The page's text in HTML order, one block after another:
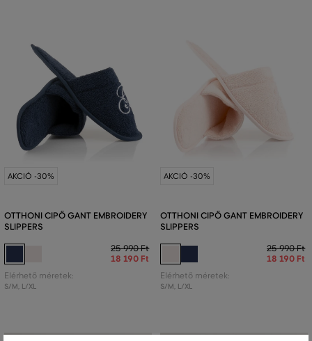
AKCIÓ -30%
OTTHONI CIPŐ GANT EMBROIDERY
SLIPPERS
25 990 Ft
18 190 Ft
Elérhető méretek:
S/M, L/XL
AKCIÓ -30%
OTTHONI CIPŐ GANT EMBROIDERY
SLIPPERS
25 990 Ft
18 190 Ft
Elérhető méretek:
S/M, L/XL